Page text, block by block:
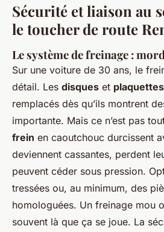
Sécurité et liaison au
le toucher de route
Le système de freinage :
Sur une voiture de 30 ans, le
détail. Les disques et plaquettes
remplacés dès qu’ils montrent
importante. Mais ce n’est pas
frein en caoutchouc durcissent
deviennent cassantes, perdent
peuvent céder sous pression.
tressées ou, au minimum, des
homologuées. Un freinage mou
souvent là que ça se joue. La